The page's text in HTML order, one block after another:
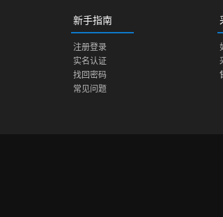
新手指南
注册登录
实名认证
找回密码
常见问题